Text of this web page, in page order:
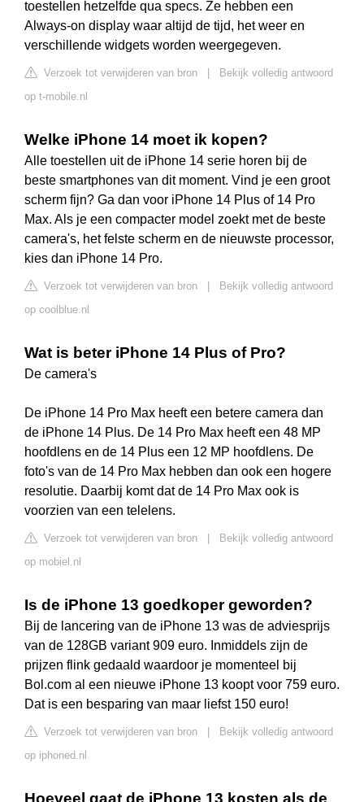
toestellen hetzelfde qua specs. Ze hebben een
Always-on display waar altijd de tijd, het weer en
verschillende widgets worden weergegeven.
Verzoek tot verwijderen van bron
Bekijk volledig antwoord
op t-mobile.nl
Welke iPhone 14 moet ik kopen?
Alle toestellen uit de iPhone 14 serie horen bij de
beste smartphones van dit moment. Vind je een groot
scherm fijn? Ga dan voor iPhone 14 Plus of 14 Pro
Max. Als je een compacter model zoekt met de beste
camera's, het felste scherm en de nieuwste processor,
kies dan iPhone 14 Pro.
Verzoek tot verwijderen van bron
Bekijk volledig antwoord
op coolblue.nl
Wat is beter iPhone 14 Plus of Pro?
De camera's
De iPhone 14 Pro Max heeft een betere camera dan
de iPhone 14 Plus. De 14 Pro Max heeft een 48 MP
hoofdlens en de 14 Plus een 12 MP hoofdlens. De
foto's van de 14 Pro Max hebben dan ook een hogere
resolutie. Daarbij komt dat de 14 Pro Max ook is
voorzien van een telelens.
Verzoek tot verwijderen van bron
Bekijk volledig antwoord
op mobiel.nl
Is de iPhone 13 goedkoper geworden?
Bij de lancering van de iPhone 13 was de adviesprijs
van de 128GB variant 909 euro. Inmiddels zijn de
prijzen flink gedaald waardoor je momenteel bij
Bol.com al een nieuwe iPhone 13 koopt voor 759 euro.
Dat is een besparing van maar liefst 150 euro!
Verzoek tot verwijderen van bron
Bekijk volledig antwoord
op iphoned.nl
Hoeveel gaat de iPhone 13 kosten als de